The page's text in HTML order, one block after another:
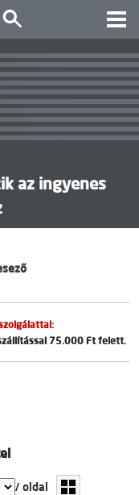
az ingyenes
75.000 Ft felett.
/ oldal